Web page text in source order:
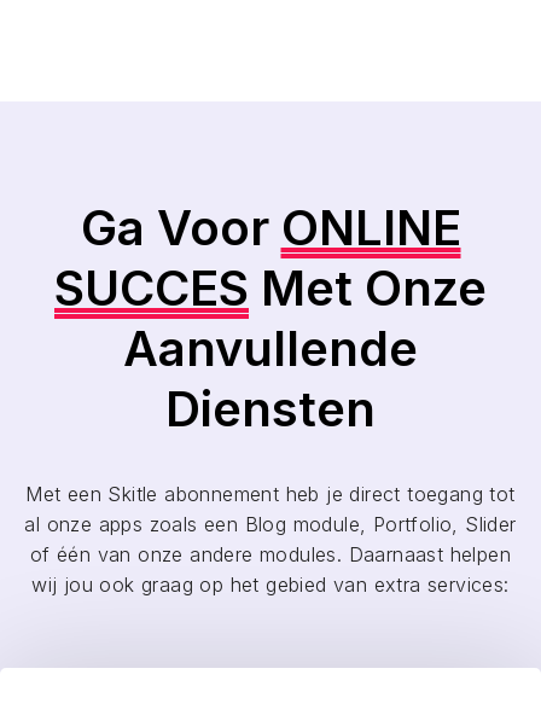
Ga Voor ONLINE
SUCCES Met Onze
Aanvullende
Diensten
Met een Skitle abonnement heb je direct toegang tot
al onze apps zoals een Blog module, Portfolio, Slider
of één van onze andere modules. Daarnaast helpen
wij jou ook graag op het gebied van extra services: